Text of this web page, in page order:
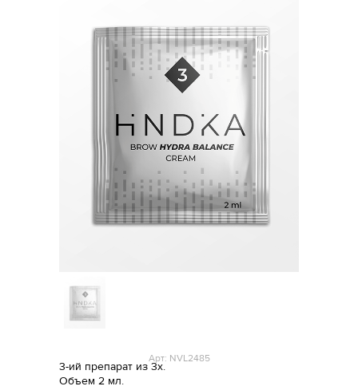
Арт: NVL2485
3-ий препарат из 3х.
Объем 2 мл.